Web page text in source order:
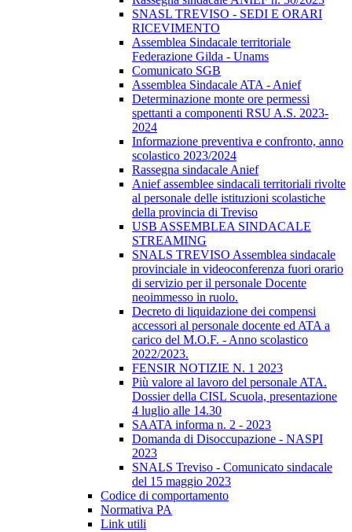
SNASL TREVISO - SEDI E ORARI
RICEVIMENTO
Assemblea Sindacale territoriale
Federazione Gilda - Unams
Comunicato SGB
Assemblea Sindacale ATA - Anief
Determinazione monte ore permessi
spettanti a componenti RSU A.S. 2023-
2024
Informazione preventiva e confronto, anno
scolastico 2023/2024
Rassegna sindacale Anief
Anief assemblee sindacali territoriali rivolte
al personale delle istituzioni scolastiche
della provincia di Treviso
USB ASSEMBLEA SINDACALE
STREAMING
SNALS TREVISO Assemblea sindacale
provinciale in videoconferenza fuori orario
di servizio per il personale Docente
neoimmesso in ruolo.
Decreto di liquidazione dei compensi
accessori al personale docente ed ATA a
carico del M.O.F. - Anno scolastico
2022/2023.
FENSIR NOTIZIE N. 1 2023
Più valore al lavoro del personale ATA.
Dossier della CISL Scuola, presentazione
4 luglio alle 14.30
SAATA informa n. 2 - 2023
Domanda di Disoccupazione - NASPI
2023
SNALS Treviso - Comunicato sindacale
del 15 maggio 2023
Codice di comportamento
Normativa PA
Link utili